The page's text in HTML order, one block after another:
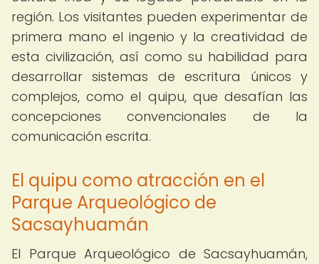
región. Los visitantes pueden experimentar de
primera mano el ingenio y la creatividad de
esta civilización, así como su habilidad para
desarrollar sistemas de escritura únicos y
complejos, como el quipu, que desafían las
concepciones convencionales de la
comunicación escrita.
El quipu como atracción en el
Parque Arqueológico de
Sacsayhuamán
El Parque Arqueológico de Sacsayhuamán,